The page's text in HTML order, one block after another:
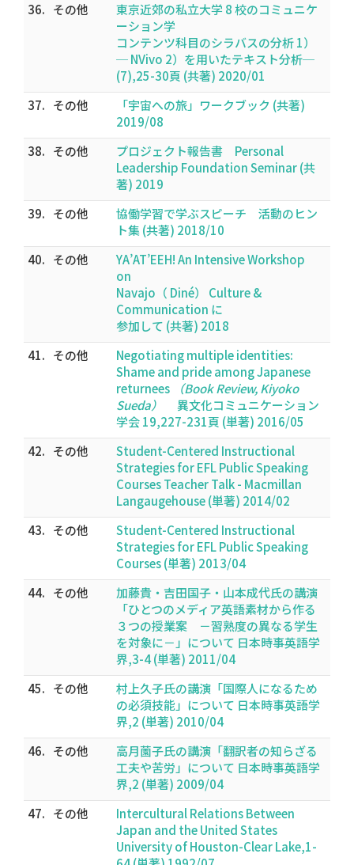
36. その他
東京近郊の私立大学 8 校のコミュニケ
ーション学
コンテンツ科目のシラバスの分析 1）
─ NVivo 2）を用いたテキスト分析─
(7),25-30頁 (共著) 2020/01
37. その他
「宇宙への旅」ワークブック (共著)
2019/08
38. その他
プロジェクト報告書 Personal
Leadership Foundation Seminar (共
著) 2019
39. その他
協働学習で学ぶスピーチ 活動のヒン
ト集 (共著) 2018/10
40. その他
YA’AT’EEH! An Intensive Workshop
on
Navajo（ Diné） Culture &
Communication に
参加して (共著) 2018
41. その他
Negotiating multiple identities:
Shame and pride among Japanese
returnees
（Book Review, Kiyoko
Sueda）
異文化コミュニケーション
学会 19,227-231頁 (単著) 2016/05
42. その他
Student-Centered Instructional
Strategies for EFL Public Speaking
Courses Teacher Talk - Macmillan
Langaugehouse (単著) 2014/02
43. その他
Student-Centered Instructional
Strategies for EFL Public Speaking
Courses (単著) 2013/04
44. その他
加藤貴・吉田国子・山本成代氏の講演
「ひとつのメディア英語素材から作る
３つの授業案 －習熟度の異なる学生
を対象に－」について 日本時事英語学
界,3-4 (単著) 2011/04
45. その他
村上久子氏の講演「国際人になるため
の必須技能」について 日本時事英語学
界,2 (単著) 2010/04
46. その他
高月薗子氏の講演「翻訳者の知らざる
工夫や苦労」について 日本時事英語学
界,2 (単著) 2009/04
47. その他
Intercultural Relations Between
Japan and the United States
University of Houston-Clear Lake,1-